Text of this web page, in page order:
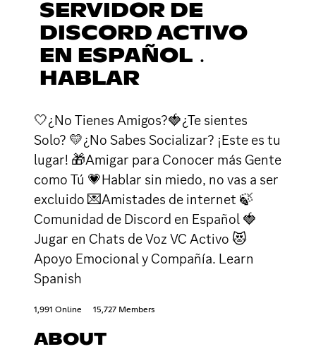
SERVIDOR DE
DISCORD ACTIVO
EN ESPAÑOL﹒
HABLAR
🤍¿No Tienes Amigos?🍓¿Te sientes
Solo? 💛¿No Sabes Socializar? ¡Este es tu
lugar! 🎁Amigar para Conocer más Gente
como Tú 💗Hablar sin miedo, no vas a ser
excluido 💌Amistades de internet 🍃
Comunidad de Discord en Español 🍓
Jugar en Chats de Voz VC Activo 😻
Apoyo Emocional y Compañía. Learn
Spanish
1,991 Online 15,727 Members
ABOUT